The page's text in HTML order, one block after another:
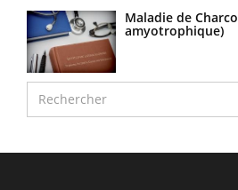
Maladie de
amyotrophique)